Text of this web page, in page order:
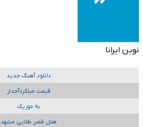
نوین ایرانا
دانلود آهنگ جدید
قیمت میلگردآجدار
به موزیک
هتل قصر طلایی مشهد